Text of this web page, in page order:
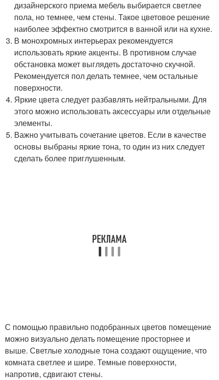
дизайнерского приема мебель выбирается светлее
пола, но темнее, чем стены. Такое цветовое решение
наиболее эффектно смотрится в ванной или на кухне.
В монохромных интерьерах рекомендуется
использовать яркие акценты. В противном случае
обстановка может выглядеть достаточно скучной.
Рекомендуется пол делать темнее, чем остальные
поверхности.
Яркие цвета следует разбавлять нейтральными. Для
этого можно использовать аксессуары или отдельные
элементы.
Важно учитывать сочетание цветов. Если в качестве
основы выбраны яркие тона, то один из них следует
сделать более приглушенным.
С помощью правильно подобранных цветов помещение
можно визуально делать помещение просторнее и
выше. Светлые холодные тона создают ощущение, что
комната светлее и шире. Темные поверхности,
напротив, сдвигают стены.